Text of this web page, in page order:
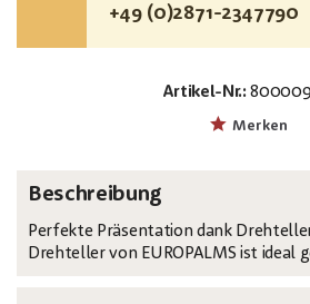
+49 (0)2871-2347790
Artikel-Nr.:
Merken
Beschreibung
Perfekte Präsentation dank
Drehteller von EUROPALMS ist ideal